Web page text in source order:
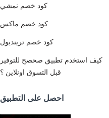
كود خصم نمشي
كود خصم ماكس
كود خصم ترينديول
كيف استخدم تطبيق صحصح للتوفير
قبل التسوق اونلاين ؟
احصل على التطبيق